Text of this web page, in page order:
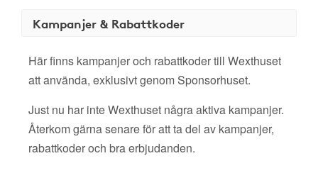
Kampanjer & Rabattkoder
Här finns kampanjer och rabattkoder till Wexthuset
att använda, exklusivt genom Sponsorhuset.
Just nu har inte Wexthuset några aktiva kampanjer.
Återkom gärna senare för att ta del av kampanjer,
rabattkoder och bra erbjudanden.